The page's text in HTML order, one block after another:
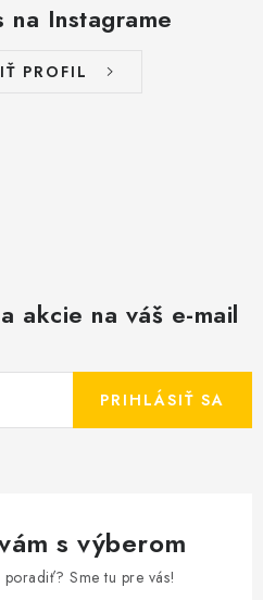
na Instagrame
PROFIL
akcie na váš e-mail
PRIHLÁSIŤ SA
s výberom
Sme tu pre vás!